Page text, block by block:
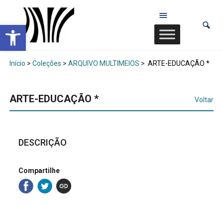
Abrir a barra de ferramentas
Início > Coleções > ARQUIVO MULTIMEIOS > ARTE-EDUCAÇÃO *
ARTE-EDUCAÇÃO * Voltar
DESCRIÇÃO
Compartilhe